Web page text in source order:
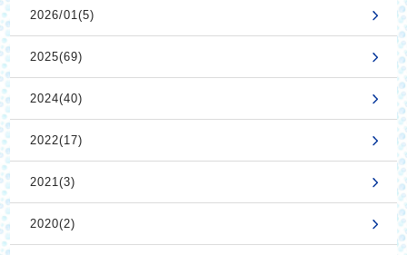
2026/01(5)
2025(69)
2024(40)
2022(17)
2021(3)
2020(2)